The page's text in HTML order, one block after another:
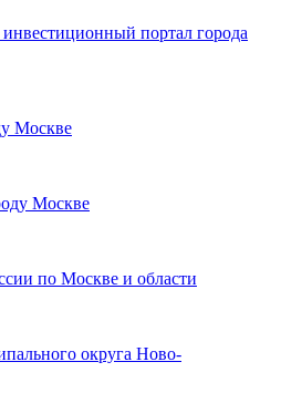
портал города
Москве
Москве
по Москве и области
округа Ново-